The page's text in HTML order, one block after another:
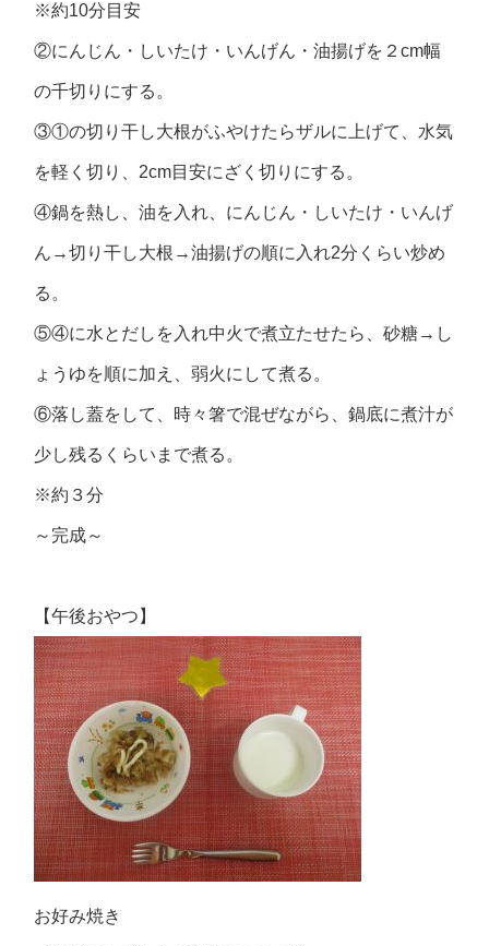
※約10分目安
②にんじん・しいたけ・いんげん・油揚げを２cm幅
の千切りにする。
③①の切り干し大根がふやけたらザルに上げて、水気
を軽く切り、2cm目安にざく切りにする。
④鍋を熱し、油を入れ、にんじん・しいたけ・いんげ
ん→切り干し大根→油揚げの順に入れ2分くらい炒め
る。
⑤④に水とだしを入れ中火で煮立たせたら、砂糖→し
ょうゆを順に加え、弱火にして煮る。
⑥落し蓋をして、時々箸で混ぜながら、鍋底に煮汁が
少し残るくらいまで煮る。
※約３分
～完成～
【午後おやつ】
お好み焼き